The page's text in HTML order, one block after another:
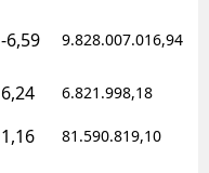
-6,59 9.828.007.016,94
6,24 6.821.998,18
1,16 81.590.819,10